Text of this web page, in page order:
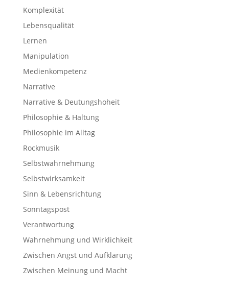
Komplexität
Lebensqualität
Lernen
Manipulation
Medienkompetenz
Narrative
Narrative & Deutungshoheit
Philosophie & Haltung
Philosophie im Alltag
Rockmusik
Selbstwahrnehmung
Selbstwirksamkeit
Sinn & Lebensrichtung
Sonntagspost
Verantwortung
Wahrnehmung und Wirklichkeit
Zwischen Angst und Aufklärung
Zwischen Meinung und Macht